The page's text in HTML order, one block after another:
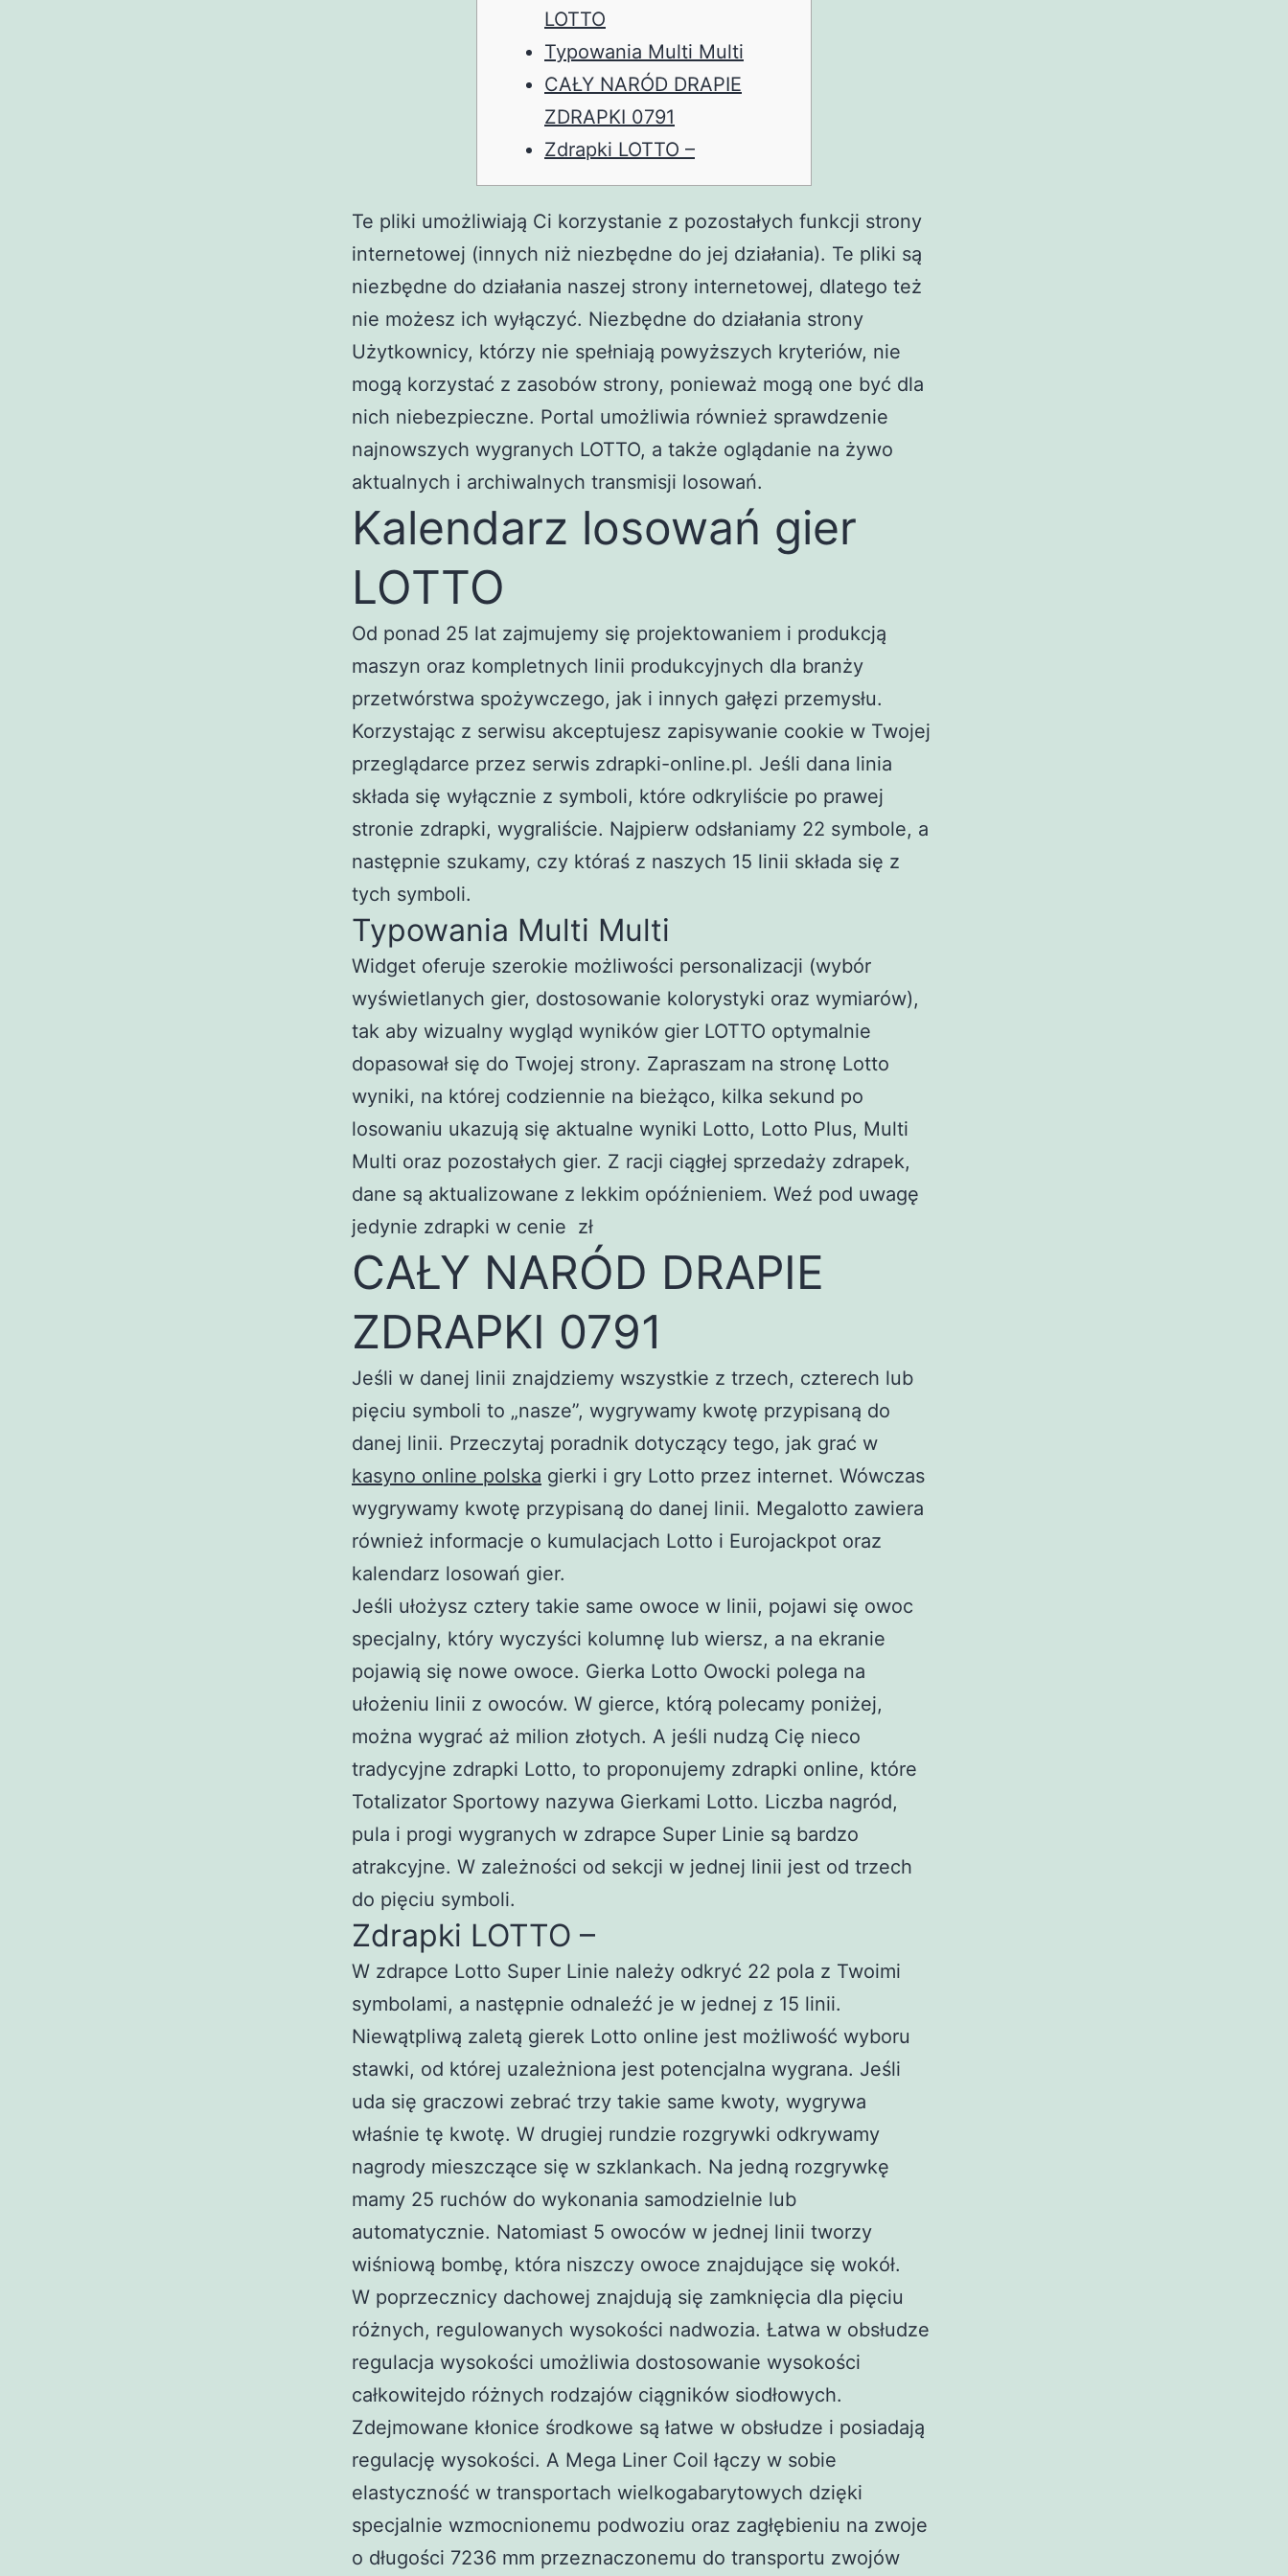
LOTTO
Typowania Multi Multi
CAŁY NARÓD DRAPIE
ZDRAPKI 0791
Zdrapki LOTTO –
Te pliki umożliwiają Ci korzystanie z pozostałych funkcji strony
internetowej (innych niż niezbędne do jej działania). Te pliki są
niezbędne do działania naszej strony internetowej, dlatego też
nie możesz ich wyłączyć. Niezbędne do działania strony
Użytkownicy, którzy nie spełniają powyższych kryteriów, nie
mogą korzystać z zasobów strony, ponieważ mogą one być dla
nich niebezpieczne. Portal umożliwia również sprawdzenie
najnowszych wygranych LOTTO, a także oglądanie na żywo
aktualnych i archiwalnych transmisji losowań.
Kalendarz losowań gier
LOTTO
Od ponad 25 lat zajmujemy się projektowaniem i produkcją
maszyn oraz kompletnych linii produkcyjnych dla branży
przetwórstwa spożywczego, jak i innych gałęzi przemysłu.
Korzystając z serwisu akceptujesz zapisywanie cookie w Twojej
przeglądarce przez serwis zdrapki-online.pl. Jeśli dana linia
składa się wyłącznie z symboli, które odkryliście po prawej
stronie zdrapki, wygraliście. Najpierw odsłaniamy 22 symbole, a
następnie szukamy, czy któraś z naszych 15 linii składa się z
tych symboli.
Typowania Multi Multi
Widget oferuje szerokie możliwości personalizacji (wybór
wyświetlanych gier, dostosowanie kolorystyki oraz wymiarów),
tak aby wizualny wygląd wyników gier LOTTO optymalnie
dopasował się do Twojej strony. Zapraszam na stronę Lotto
wyniki, na której codziennie na bieżąco, kilka sekund po
losowaniu ukazują się aktualne wyniki Lotto, Lotto Plus, Multi
Multi oraz pozostałych gier. Z racji ciągłej sprzedaży zdrapek,
dane są aktualizowane z lekkim opóźnieniem. Weź pod uwagę
jedynie zdrapki w cenie zł
CAŁY NARÓD DRAPIE
ZDRAPKI 0791
Jeśli w danej linii znajdziemy wszystkie z trzech, czterech lub
pięciu symboli to „nasze”, wygrywamy kwotę przypisaną do
danej linii. Przeczytaj poradnik dotyczący tego, jak grać w
kasyno online polska gierki i gry Lotto przez internet. Wówczas
wygrywamy kwotę przypisaną do danej linii. Megalotto zawiera
również informacje o kumulacjach Lotto i Eurojackpot oraz
kalendarz losowań gier.
Jeśli ułożysz cztery takie same owoce w linii, pojawi się owoc
specjalny, który wyczyści kolumnę lub wiersz, a na ekranie
pojawią się nowe owoce. Gierka Lotto Owocki polega na
ułożeniu linii z owoców. W gierce, którą polecamy poniżej,
można wygrać aż milion złotych. A jeśli nudzą Cię nieco
tradycyjne zdrapki Lotto, to proponujemy zdrapki online, które
Totalizator Sportowy nazywa Gierkami Lotto. Liczba nagród,
pula i progi wygranych w zdrapce Super Linie są bardzo
atrakcyjne. W zależności od sekcji w jednej linii jest od trzech
do pięciu symboli.
Zdrapki LOTTO –
W zdrapce Lotto Super Linie należy odkryć 22 pola z Twoimi
symbolami, a następnie odnaleźć je w jednej z 15 linii.
Niewątpliwą zaletą gierek Lotto online jest możliwość wyboru
stawki, od której uzależniona jest potencjalna wygrana. Jeśli
uda się graczowi zebrać trzy takie same kwoty, wygrywa
właśnie tę kwotę. W drugiej rundzie rozgrywki odkrywamy
nagrody mieszczące się w szklankach. Na jedną rozgrywkę
mamy 25 ruchów do wykonania samodzielnie lub
automatycznie. Natomiast 5 owoców w jednej linii tworzy
wiśniową bombę, która niszczy owoce znajdujące się wokół.
W poprzecznicy dachowej znajdują się zamknięcia dla pięciu
różnych, regulowanych wysokości nadwozia. Łatwa w obsłudze
regulacja wysokości umożliwia dostosowanie wysokości
całkowitejdo różnych rodzajów ciągników siodłowych.
Zdejmowane kłonice środkowe są łatwe w obsłudze i posiadają
regulację wysokości. A Mega Liner Coil łączy w sobie
elastyczność w transportach wielkogabarytowych dzięki
specjalnie wzmocnionemu podwoziu oraz zagłębieniu na zwoje
o długości 7236 mm przeznaczonemu do transportu zwojów